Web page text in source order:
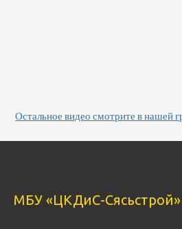
Остальное видео смотрите в нашей
МБУ «ЦКДиС-Сясьстрой»